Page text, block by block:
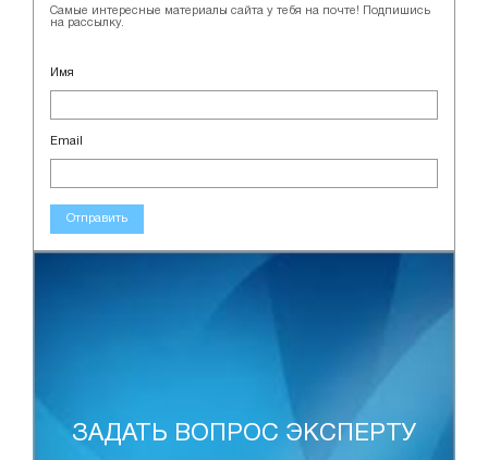
Самые интересные материалы сайта у тебя на почте! Подпишись
на рассылку.
Имя
Email
Отправить
ЗАДАТЬ ВОПРОС ЭКСПЕРТУ